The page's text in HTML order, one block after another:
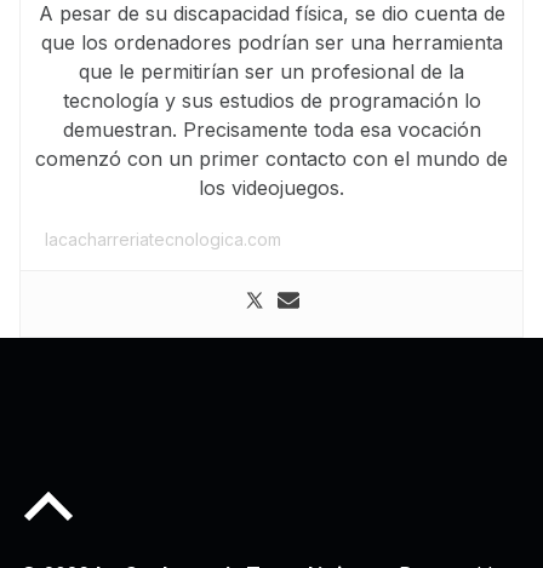
A pesar de su discapacidad física, se dio cuenta de
que los ordenadores podrían ser una herramienta
que le permitirían ser un profesional de la
tecnología y sus estudios de programación lo
demuestran. Precisamente toda esa vocación
comenzó con un primer contacto con el mundo de
los videojuegos.
lacacharreriatecnologica.com